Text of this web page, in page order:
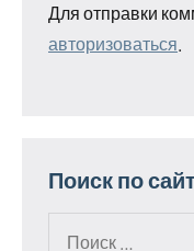
Для отправки
авторизоваться
Поиск по